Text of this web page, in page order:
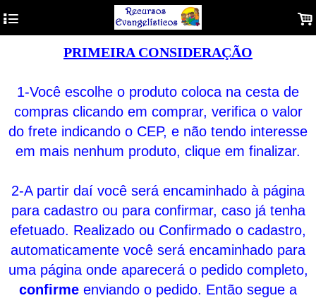
4 .
PRIMEIRA CONSIDERAÇÃO
1-Você escolhe o produto coloca na cesta de
compras clicando em comprar, verifica o valor
do frete indicando o CEP, e não tendo interesse
em mais nenhum produto, clique em finalizar.
2-A partir daí você será encaminhado à página
para cadastro ou para confirmar, caso já tenha
efetuado. Realizado ou Confirmado o cadastro,
automaticamente você será encaminhado para
uma página onde aparecerá o pedido completo,
confirme enviando o pedido. Então segue a